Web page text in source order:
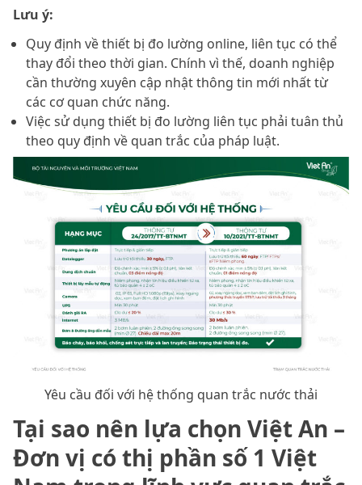
Lưu ý:
Quy định về thiết bị đo lường online, liên tục có thể
thay đổi theo thời gian. Chính vì thế, doanh nghiệp
cần thường xuyên cập nhật thông tin mới nhất từ
các cơ quan chức năng.
Việc sử dụng thiết bị đo lường liên tục phải tuân thủ
theo quy định về quan trắc của pháp luật.
Yêu cầu đối với hệ thống quan trắc nước thải
Tại sao nên lựa chọn Việt An –
Đơn vị có thị phần số 1 Việt